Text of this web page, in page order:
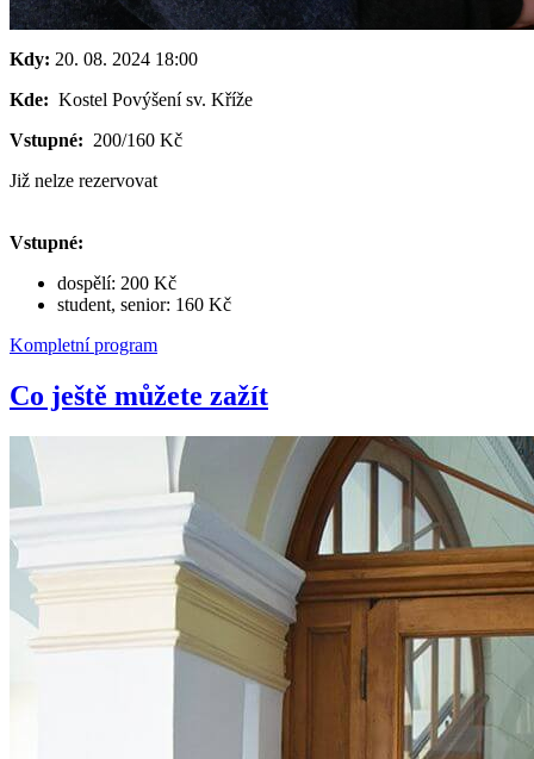
Kdy: 20. 08. 2024 18:00
Kde: Kostel Povýšení sv. Kříže
Vstupné: 200/160 Kč
Již nelze rezervovat
Vstupné:
dospělí: 200 Kč
student, senior: 160 Kč
Kompletní program
Co ještě můžete zažít